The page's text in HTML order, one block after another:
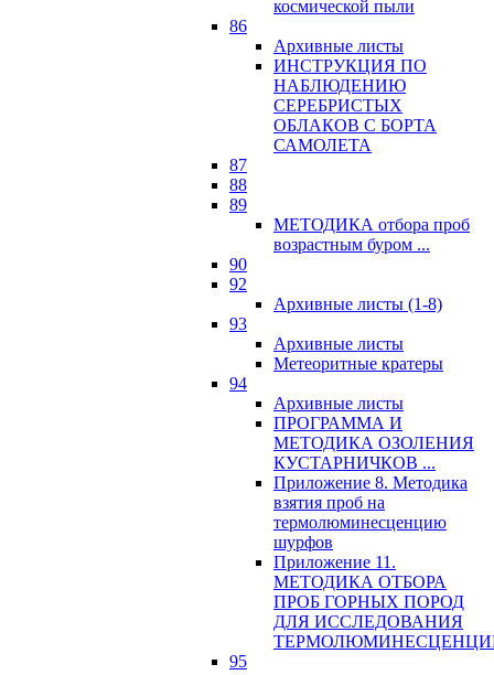
космической пыли
86
Архивные листы
ИНСТРУКЦИЯ ПО
НАБЛЮДЕНИЮ
СЕРЕБРИСТЫХ
ОБЛАКОВ С БОРТА
САМОЛЕТА
87
88
89
МЕТОДИКА отбора проб
возрастным буром ...
90
92
Архивные листы (1-8)
93
Архивные листы
Метеоритные кратеры
94
Архивные листы
ПРОГРАММА И
МЕТОДИКА ОЗОЛЕНИЯ
КУСТАРНИЧКОВ ...
Приложение 8. Методика
взятия проб на
термолюминесценцию
шурфов
Приложение 11.
МЕТОДИКА ОТБОРА
ПРОБ ГОРНЫХ ПОРОД
ДЛЯ ИССЛЕДОВАНИЯ
95